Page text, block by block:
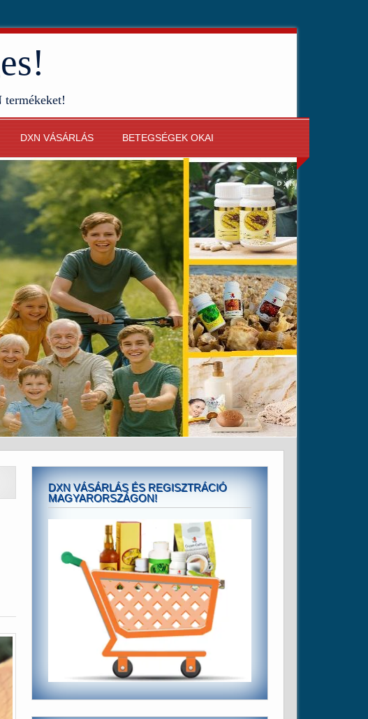
termékeket!
DXN VÁSÁRLÁS BETEGSÉGEK OKAI
DXN VÁSÁRLÁS ÉS REGISZTRÁCIÓ
MAGYARORSZÁGON!